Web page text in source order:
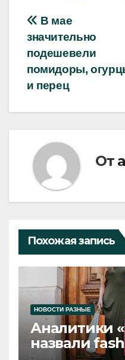
Навигация
по
записям
В мае
значительно
подешевели
помидоры,
и перец
От
Похожая запись
НОВОСТИ РАЗНЫЕ
Аналитики
назвали